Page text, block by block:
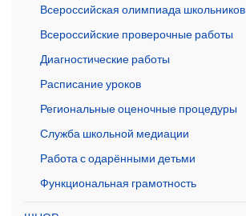
Всероссийская олимпиада школьников
Всероссийские проверочные работы
Диагностические работы
Расписание уроков
Региональные оценочные процедуры
Служба школьной медиации
Работа с одарёнными детьми
Функциональная грамотность